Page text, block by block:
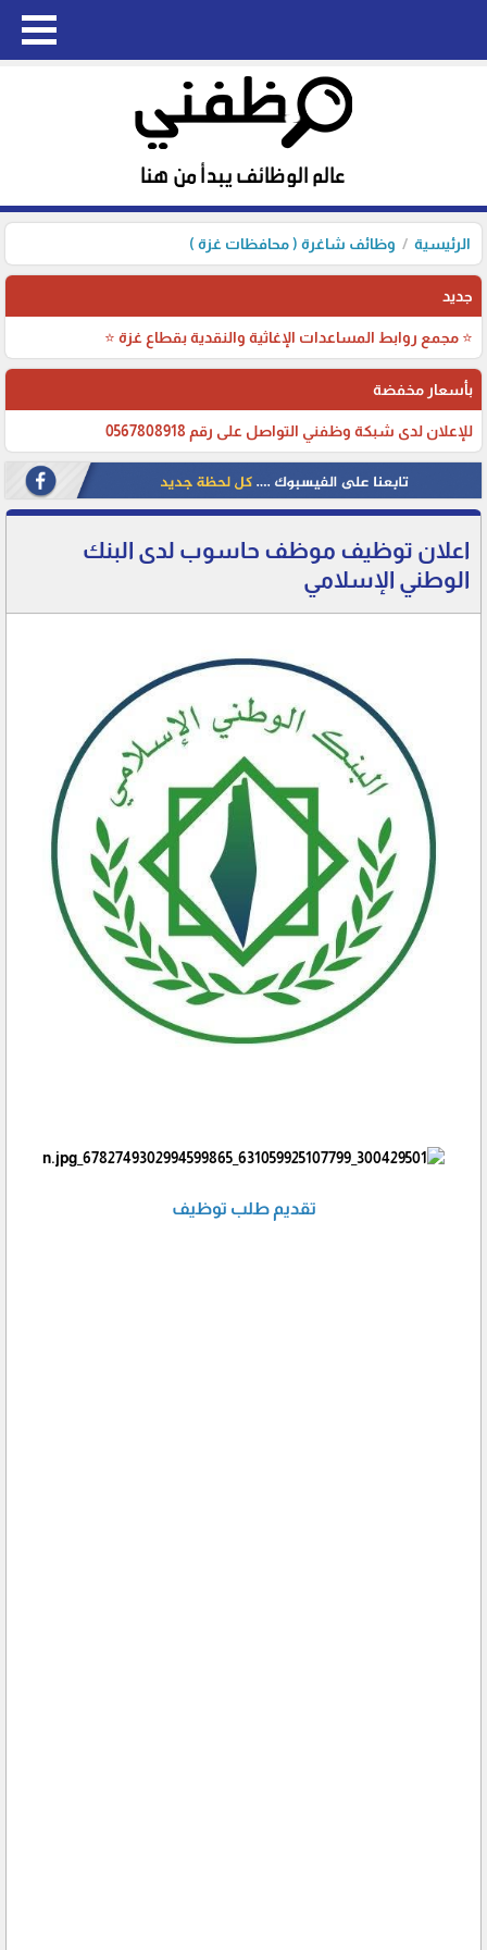
الرئيسية وظائف شاغرة ( محافظات غزة )
جديد
⭐ مجمع روابط المساعدات الإغاثية والنقدية بقطاع غزة ⭐
بأسعار مخفضة
للإعلان لدى شبكة وظفني التواصل على رقم 0567808918
اعلان توظيف موظف حاسوب لدى البنك
الوطني الإسلامي
تقديم طلب توظيف